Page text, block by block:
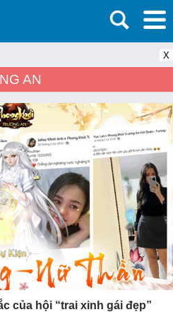
X
AN
của hội “trai xinh gái đẹp”